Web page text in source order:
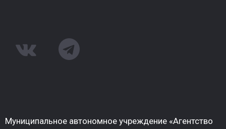
Муниципальное автономное учреждение «Агентство